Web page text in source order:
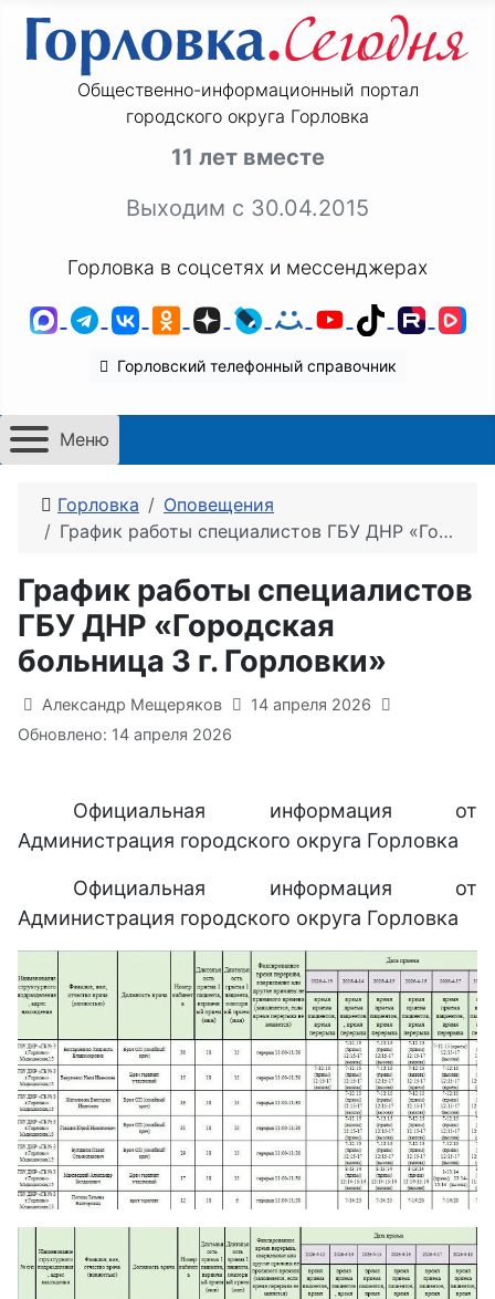
Общественно-информационный портал
городского округа Горловка
11 лет вместе
Выходим с 30.04.2015
Горловка в соцсетях и мессенджерах
MAXTelegram
ВКонтакте
Одноклассники
ДзенLiveJournal
Мой Мир
YouTube
TikTok
Горловский телефонный справочник
Меню
Горловка
Оповещения
График работы специалистов ГБУ ДНР «Городская больница 3 г. Горловки»
График работы специалистов
ГБУ ДНР «Городская
больница 3 г. Горловки»
Информация о материале
Александр Мещеряков
14 апреля 2026
Обновлено: 14 апреля 2026
Официальная информация от
Администрация городского округа Горловка
Официальная информация от
Администрация городского округа Горловка